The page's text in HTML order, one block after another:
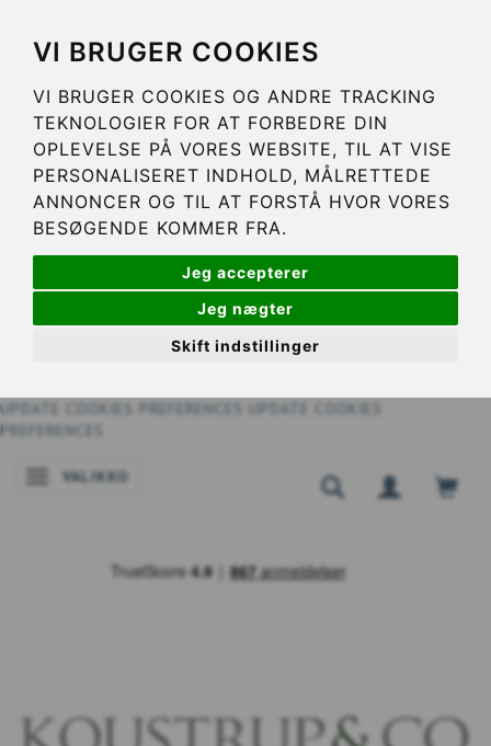
VI BRUGER COOKIES
VI BRUGER COOKIES OG ANDRE TRACKING
TEKNOLOGIER FOR AT FORBEDRE DIN
OPLEVELSE PÅ VORES WEBSITE, TIL AT VISE
PERSONALISERET INDHOLD, MÅLRETTEDE
ANNONCER OG TIL AT FORSTÅ HVOR VORES
BESØGENDE KOMMER FRA.
Jeg accepterer
Jeg nægter
Skift indstillinger
UPDATE COOKIES PREFERENCES
UPDATE COOKIES
PREFERENCES
VAIHDA NAVIGOINNIN TILAA
VALIKKO